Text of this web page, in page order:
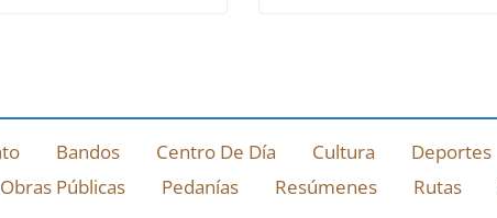
Bandos Centro De Día Cultura Deportes
Obras Públicas Pedanías Resúmenes Rutas